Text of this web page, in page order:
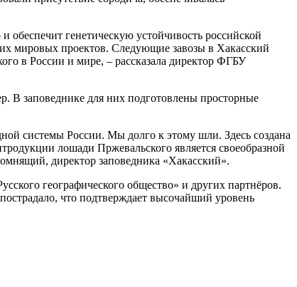
генетическую устойчивость российской
мировых проектов. Следующие завозы в Хакасский
в России и мире, – рассказала директор ФГБУ
В заповеднике для них подготовлены просторные
системы России. Мы долго к этому шли. Здесь создана
лошади Пржевальского является своеобразной
директор заповедника «Хакасский».
географического общество» и других партнёров.
что подтверждает высочайший уровень